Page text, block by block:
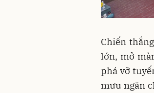
Chiến
lớn, mở
phá vỡ
mưu ngăn